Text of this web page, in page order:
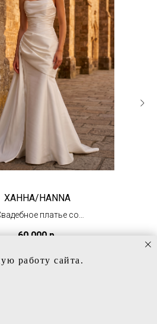
ХАННА/HANNA
платье со
60 000 р.
работу сайта.